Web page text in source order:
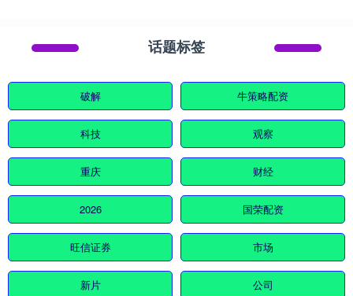
话题标签
破解 牛策略配资
科技 观察
重庆 财经
2026 国荣配资
旺信证券 市场
新片 公司